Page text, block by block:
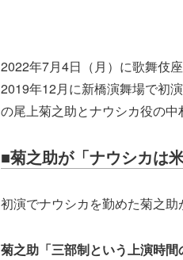
2022年7月4日（月）に歌舞伎
2019年12月に新橋演舞場で初
の尾上菊之助とナウシカ役の中
■菊之助が「ナウシカは
初演でナウシカを勤めた菊之助
菊之助「三部制という上演時